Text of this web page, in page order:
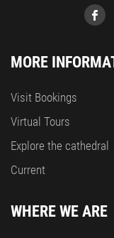
MORE
Visit Bookings
Virtual Tours
Explore the cathedral
Current
WHERE WE ARE